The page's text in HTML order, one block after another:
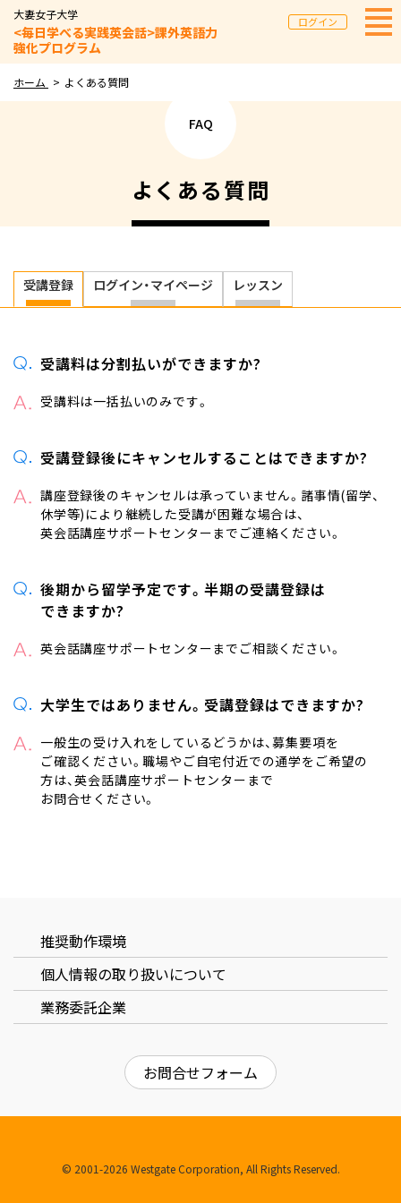
大妻女子大学
<毎日学べる実践英会話>課外英語力
強化プログラム
ログイン
ユーザーID：
パスワード：
※半角英数字で入力してください。
※大文字小文字を区別して入力してください。
Cookieの使用に関しては、 Cookieについてをご確認ください。
同意してログイン
ホーム よくある質問
FAQ
よくある質問
受講登録 ログイン・マイページ レッスン
受講料は​分割払いが​できますか​?
受講料は​一括払いのみです。​
受講登録後に​キャンセルする​ことは​できますか​?
講座登録後の​キャンセルは​承っていません。​諸事情(留学、​
休学等)に​より​継続した​受講が​困難な​場合は、​
英会話講座サポートセンターまで​ご連絡ください。​
後​期から​留学予定です。​半期の​受講登録は​
できますか​?
英会話講座サポートセンターまで​ご相談ください。​
大学生では​ありません。​受講登録は​できますか​?
一般生の​受け入れを​している​どうかは、​募集要項を​
ご確認ください。​職場や​ご自宅付近での​通学を​ご希望の​
方は、​英会話講座サポートセンターまで​
お問合せください。​
推奨動作環境
個⼈情報の取り扱いについて
業務委託企業
お問合せフォーム
© 2001-2026 Westgate Corporation, All Rights Reserved.